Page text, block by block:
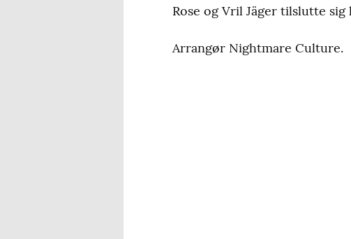
Rose og Vril Jäger tilslutte
Arrangør Nightmare Culture.